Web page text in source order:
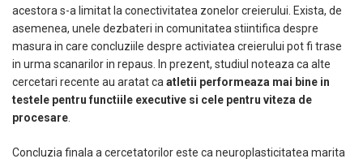
acestora s-a limitat la conectivitatea zonelor creierului. Exista, de
asemenea, unele dezbateri in comunitatea stiintifica despre
masura in care concluziile despre activiatea creierului pot fi trase
in urma scanarilor in repaus. In prezent, studiul noteaza ca alte
cercetari recente au aratat ca atletii performeaza mai bine in
testele pentru functiile executive si cele pentru viteza de
procesare
Concluzia finala a cercetatorilor este ca neuroplasticitatea marita